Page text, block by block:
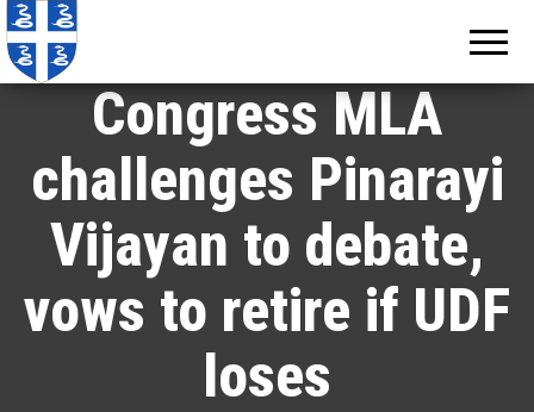
Congress MLA
challenges Pinarayi
Vijayan to debate,
vows to retire if UDF
loses